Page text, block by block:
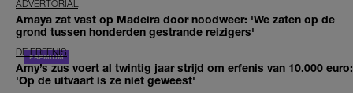
ADVERTORIAL
Amaya zat vast op Madeira door noodweer: 'We zaten op de
grond tussen honderden gestrande reizigers'
DE ERFENIS
Amy’s zus voert al twintig jaar strijd om erfenis van 10.000 euro:
'Op de uitvaart is ze niet geweest'